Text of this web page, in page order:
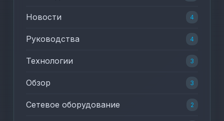
Новости 4
Руководства 4
Технологии 3
Обзор 3
Сетевое оборудование 2